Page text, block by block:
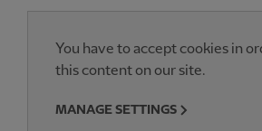
You have to accept cookies in
this content on our site.
MANAGE SETTINGS